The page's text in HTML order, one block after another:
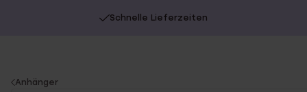
Schnelle Lieferzeiten
You
Anhänger